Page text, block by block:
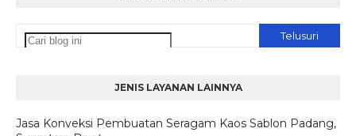
JENIS LAYANAN LAINNYA
Jasa Konveksi Pembuatan Seragam Kaos Sablon Padang,